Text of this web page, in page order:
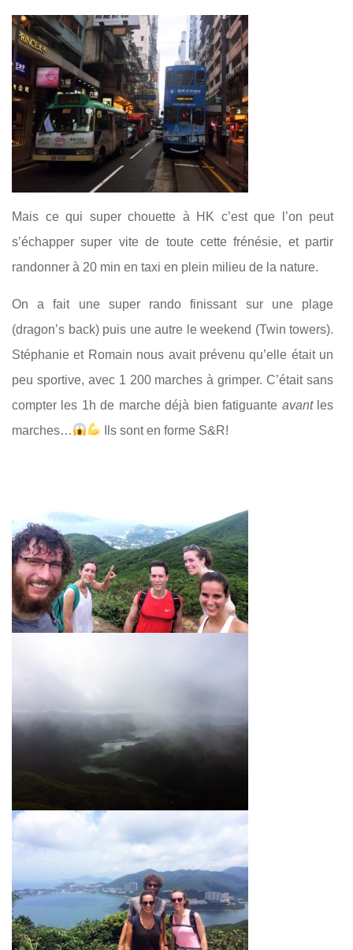
Mais ce qui super chouette à HK c’est que l’on peut
s’échapper super vite de toute cette frénésie, et partir
randonner à 20 min en taxi en plein milieu de la nature.
On a fait une super rando finissant sur une plage
(dragon’s back) puis une autre le weekend (Twin towers).
Stéphanie et Romain nous avait prévenu qu’elle était un
peu sportive, avec 1 200 marches à grimper. C’était sans
compter les 1h de marche déjà bien fatiguante avantles
marches…
Ils sont en forme S&R!